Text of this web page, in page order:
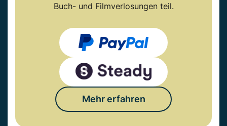
Buch- und Filmverlosungen teil.
Mehr erfahren